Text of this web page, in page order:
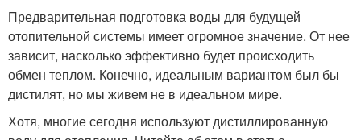
Предварительная подготовка воды для будущей
отопительной системы имеет огромное значение. От нее
зависит, насколько эффективно будет происходить
обмен теплом. Конечно, идеальным вариантом был бы
дистилят, но мы живем не в идеальном мире.
Хотя, многие сегодня используют дистиллированную